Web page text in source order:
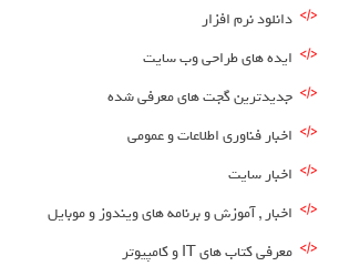
دانلود نرم افزار
ایده های طراحی وب سایت
جدیدترین گجت های معرفی شده
اخبار فناوری اطلاعات و عمومی
اخبار سایت
اخبار , آموزش و برنامه های ویندوز و موبایل
معرفی کتاب های IT و کامپیوتر